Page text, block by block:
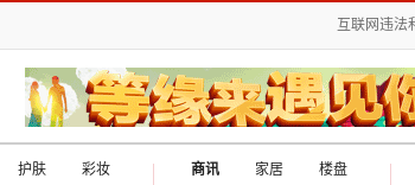
互联网违法
护肤
彩妆
商讯 家居
楼盘